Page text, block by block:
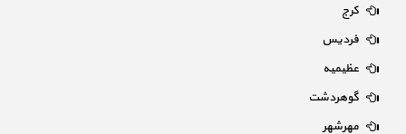
کرج
فردیس
عظیمیه
گوهردشت
مهرشهر